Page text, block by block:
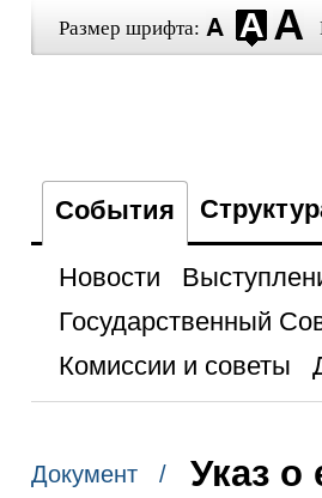
Размер шрифта:
События
Новости
Государственный
Комиссии и советы
Документ /
Указ